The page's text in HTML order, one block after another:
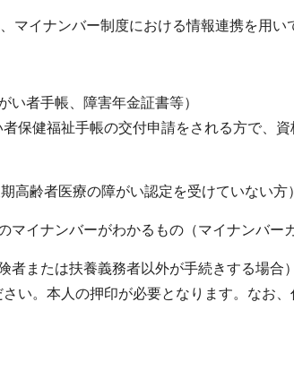
マイナンバー制度における情報連携を用い
い者手帳、障害年金証書等）
保健福祉手帳の交付申請をされる方で、
高齢者医療の障がい認定を受けていない方）
マイナンバーがわかるもの（マイナンバー
者または扶養義務者以外が手続きする場合）
い。本人の押印が必要となります。なお、